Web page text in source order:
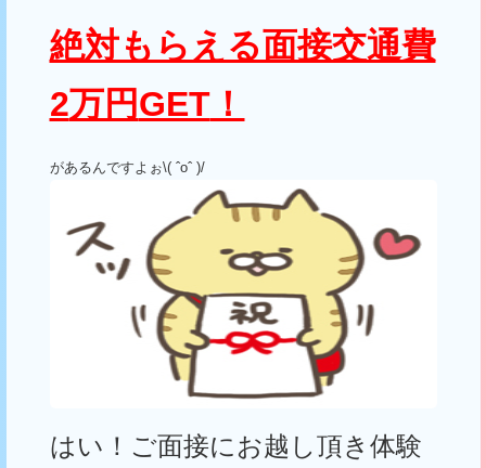
絶対もらえる面接交通費
2万円GET！
があるんですよぉ\( ˆoˆ )/
はい！ご面接にお越し頂き体験